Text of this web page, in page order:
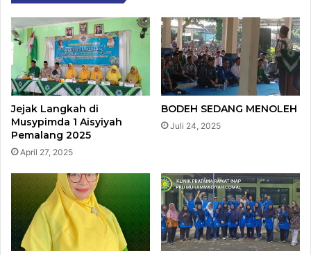
Jejak Langkah di
Musypimda 1 Aisyiyah
Pemalang 2025
April 27, 2025
BODEH SEDANG MENOLEH
Juli 24, 2025